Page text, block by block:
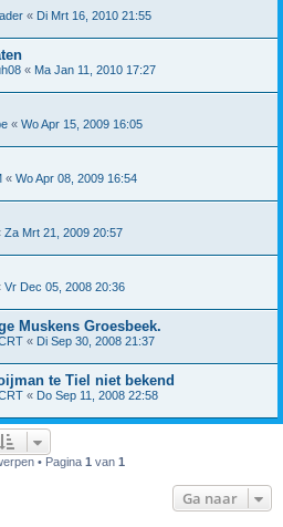
« Di Mrt 16, 2010 21:55
« Ma Jan 11, 2010 17:27
« Wo Apr 15, 2009 16:05
« Wo Apr 08, 2009 16:54
Za Mrt 21, 2009 20:57
Vr Dec 05, 2008 20:36
Muskens Groesbeek.
« Di Sep 30, 2008 21:37
te Tiel niet bekend
« Do Sep 11, 2008 22:58
• Pagina 1 van 1
Ga naar